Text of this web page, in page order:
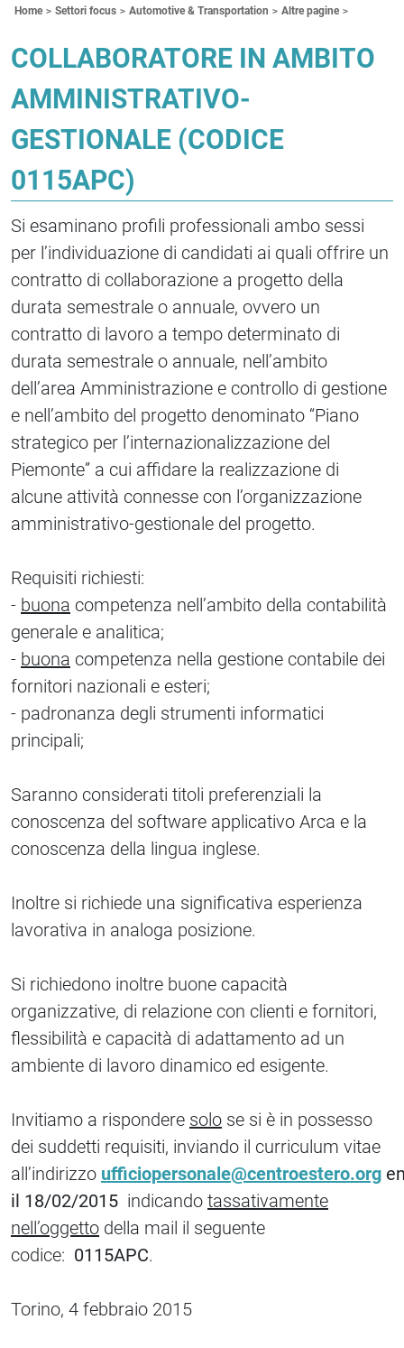
Contenuti Principali
Home Settori focus Automotive & Transportation Altre pagine
COLLABORATORE IN AMBITO
AMMINISTRATIVO-
GESTIONALE (CODICE
0115APC)
Si esaminano profili professionali ambo sessi
per l’individuazione di candidati ai quali offrire un
contratto di collaborazione a progetto della
durata semestrale o annuale, ovvero un
contratto di lavoro a tempo determinato di
durata semestrale o annuale, nell’ambito
dell’area Amministrazione e controllo di gestione
e nell’ambito del progetto denominato “Piano
strategico per l’internazionalizzazione del
Piemonte” a cui affidare la realizzazione di
alcune attività connesse con l’organizzazione
amministrativo-gestionale del progetto.
Requisiti richiesti:
- buona competenza nell’ambito della contabilità
generale e analitica;
- buona competenza nella gestione contabile dei
fornitori nazionali e esteri;
- padronanza degli strumenti informatici
principali;
Saranno considerati titoli preferenziali la
conoscenza del software applicativo Arca e la
conoscenza della lingua inglese.
Inoltre si richiede una significativa esperienza
lavorativa in analoga posizione.
Si richiedono inoltre buone capacità
organizzative, di relazione con clienti e fornitori,
flessibilità e capacità di adattamento ad un
ambiente di lavoro dinamico ed esigente.
Invitiamo a rispondere solo se si è in possesso
dei suddetti requisiti, inviando il curriculum vitae
all’indirizzo ufficiopersonale@centroestero.org
il 18/02/2015 indicando tassativamente
nell’oggetto della mail il seguente
codice: 0115APC.
Torino, 4 febbraio 2015